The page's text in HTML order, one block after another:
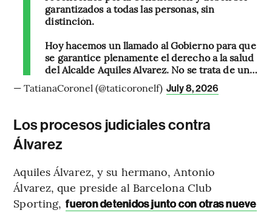
garantizados a todas las personas, sin
distinción.
Hoy hacemos un llamado al Gobierno para que
se garantice plenamente el derecho a la salud
del Alcalde Aquiles Alvarez. No se trata de un…
— TatianaCoronel (@taticoronelf) July 8, 2026
Los procesos judiciales contra
Álvarez
Aquiles Álvarez, y su hermano, Antonio
Álvarez, que preside al Barcelona Club
Sporting, fueron detenidos junto con otras nueve